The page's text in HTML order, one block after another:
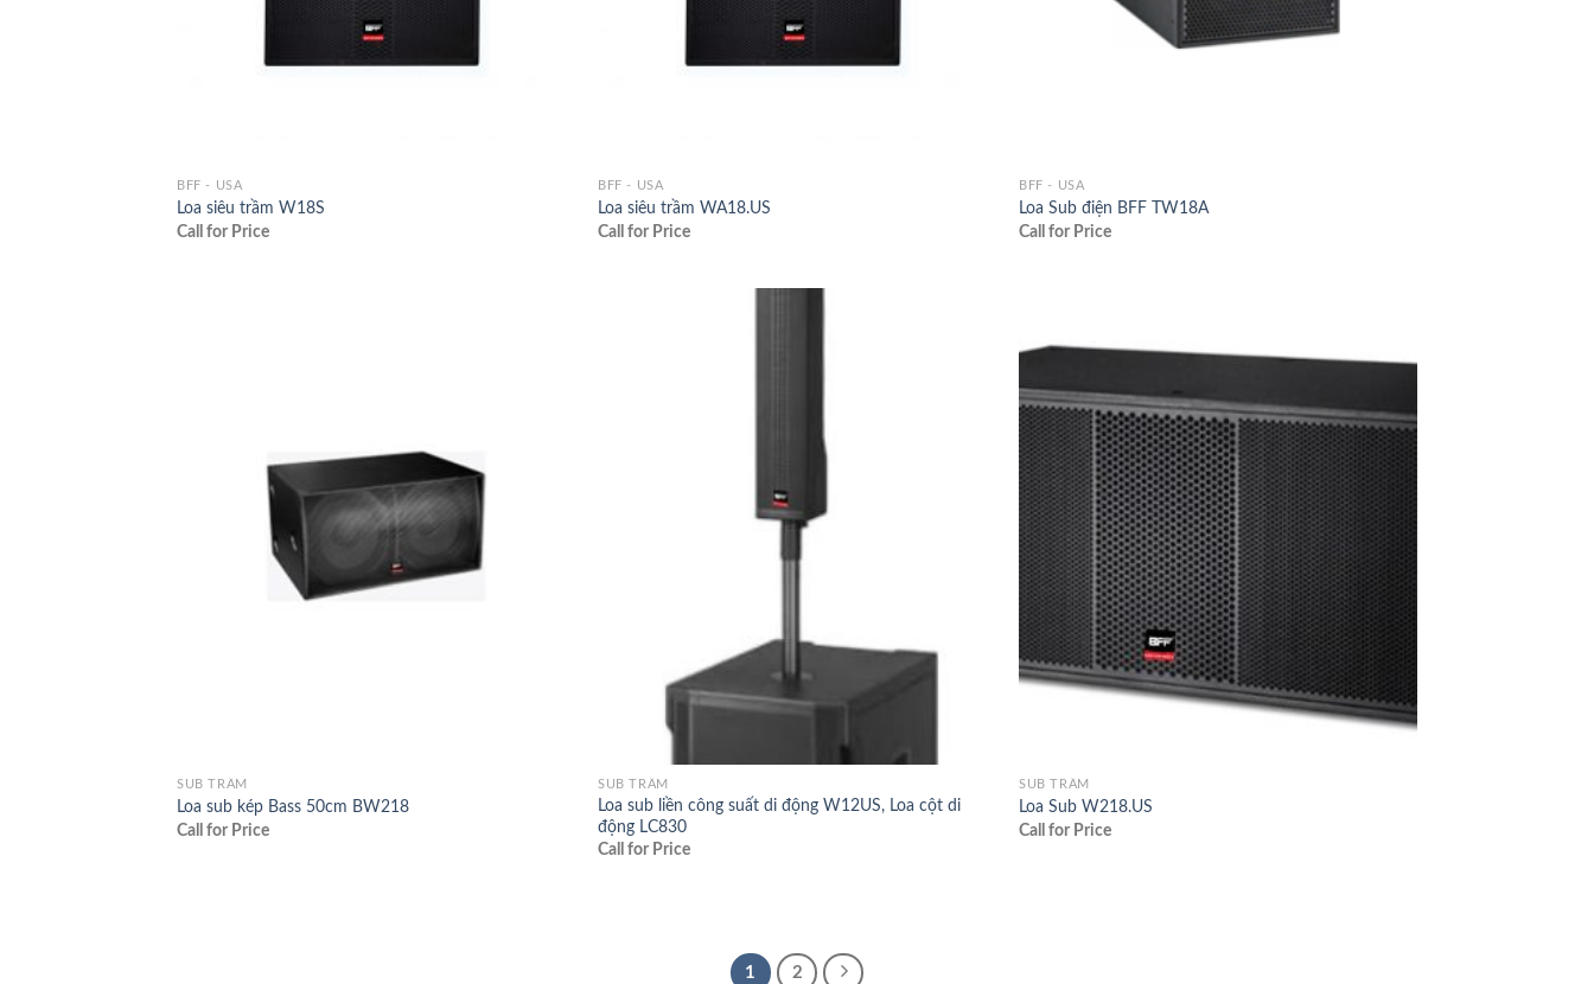
BFF - USA
Loa siêu trầm W18S
Call for Price
BFF - USA
Loa siêu trầm WA18.US
Call for Price
BFF - USA
Loa Sub điện BFF TW18A
Call for Price
SUB TRẦM
Loa sub kép Bass 50cm BW218
Call for Price
SUB TRẦM
Loa sub liền công suất di động W12US, Loa cột di
động LC830
Call for Price
SUB TRẦM
Loa Sub W218.US
Call for Price
1 2